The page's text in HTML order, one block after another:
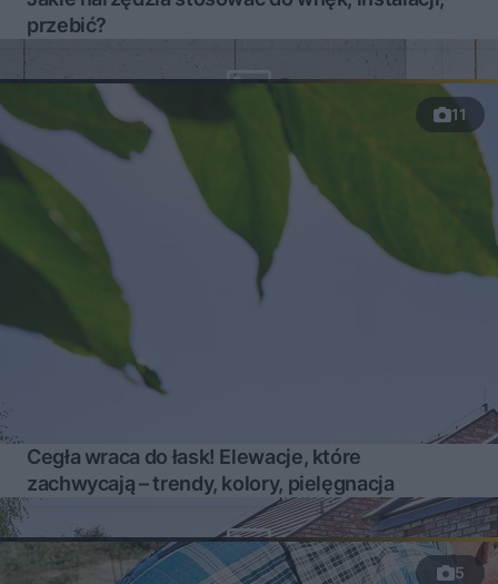
przebić?
11
Cegła wraca do łask! Elewacje, które
zachwycają – trendy, kolory, pielęgnacja
5